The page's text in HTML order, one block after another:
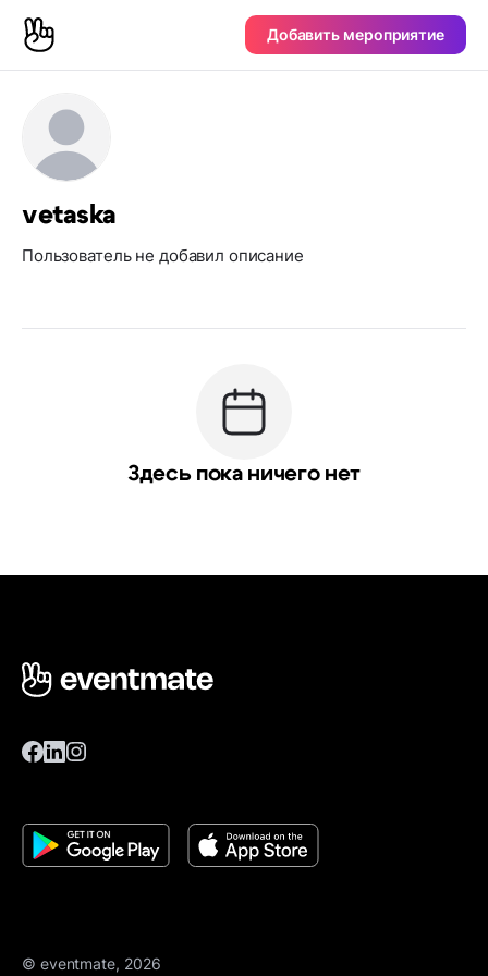
Добавить мероприятие
vetaska
Пользователь не добавил описание
Здесь пока ничего нет
© eventmate, 2026